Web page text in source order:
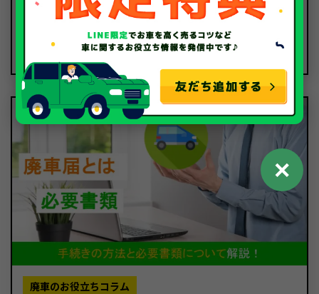
廃車のお役立ちコラム
廃車の条件は？修理と廃車の判断基準について解説！
廃車のお役立ちコラム
✕